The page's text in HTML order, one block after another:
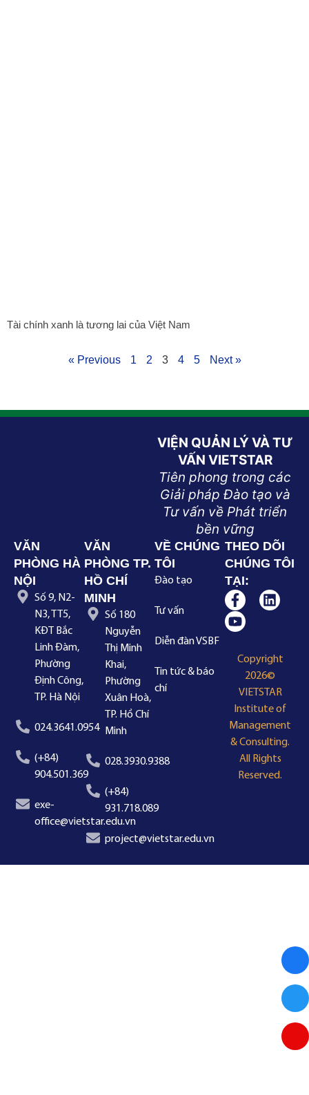
Tài chính xanh là tương lai của Việt Nam
« Previous 1 2 3 4 5 Next »
VIỆN QUẢN LÝ VÀ TƯ
VẤN VIETSTAR
Tiên phong trong các
Giải pháp Đào tạo và
Tư vấn về Phát triển
bền vững
VĂN
PHÒNG HÀ
NỘI
Số 9, N2-
N3, TT5,
KĐT Bắc
Linh Đàm,
Phường
Định Công,
TP. Hà Nội
024.3641.0954
(+84)
904.501.369
exe-
office@vietstar.edu.vn
VĂN
PHÒNG TP.
HỒ CHÍ
MINH
Số 180
Nguyễn
Thị Minh
Khai,
Phường
Xuân Hoà,
TP. Hồ Chí
Minh
028.3930.9388
(+84)
931.718.089
project@vietstar.edu.vn
VỀ CHÚNG
TÔI
Đào tạo
Tư vấn
Diễn đàn VSBF
Tin tức & báo
chí
THEO DÕI
CHÚNG TÔI
TẠI:
Copyright
2026©
VIETSTAR
Institute of
Management
& Consulting.
All Rights
Reserved.